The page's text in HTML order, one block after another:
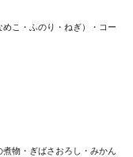
こ・ ふのり・ねぎ）・コー
物・ ぎばさおろし・みかん